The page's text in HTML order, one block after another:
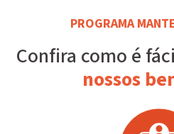
PROGRAMA
Confira como é
nossos